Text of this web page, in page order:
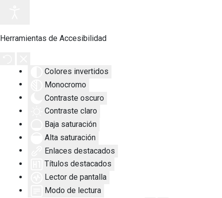
Herramientas de Accesibilidad
Colores invertidos
Monocromo
Contraste oscuro
Contraste claro
Baja saturación
Alta saturación
Enlaces destacados
Títulos destacados
Lector de pantalla
Modo de lectura